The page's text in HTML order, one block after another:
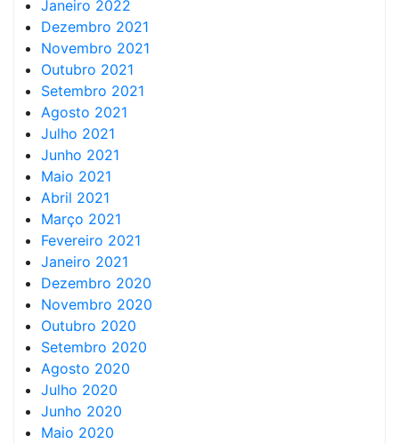
Janeiro 2022
Dezembro 2021
Novembro 2021
Outubro 2021
Setembro 2021
Agosto 2021
Julho 2021
Junho 2021
Maio 2021
Abril 2021
Março 2021
Fevereiro 2021
Janeiro 2021
Dezembro 2020
Novembro 2020
Outubro 2020
Setembro 2020
Agosto 2020
Julho 2020
Junho 2020
Maio 2020